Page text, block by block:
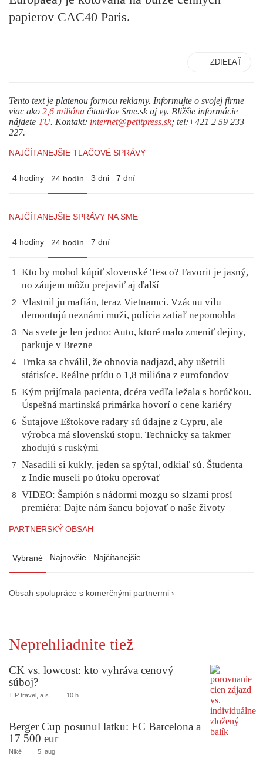
papierov CAC40 Paris.
ZDIEĽAŤ
Tento text je platenou formou reklamy. Informujte o svojej firme
viac ako 2,6 milióna čitateľov Sme.sk aj vy. Bližšie informácie
nájdete TU. Kontakt: internet@petitpress.sk; tel:+421 2 59 233
227.
NAJČÍTANEJŠIE TLAČOVÉ SPRÁVY
4 hodiny 24 hodín 3 dni 7 dní
NAJČÍTANEJŠIE SPRÁVY NA SME
4 hodiny 24 hodín 7 dní
1
Kto by mohol kúpiť slovenské Tesco? Favorit je jasný,
no záujem môžu prejaviť aj ďalší
2
Vlastnil ju mafián, teraz Vietnamci. Vzácnu vilu
demontujú neznámi muži, polícia zatiaľ nepomohla
3
Na svete je len jedno: Auto, ktoré malo zmeniť dejiny,
parkuje v Brezne
4 Trnka sa chválil, že obnovia nadjazd, aby ušetrili
státisíce. Reálne prídu o 1,8 milióna z eurofondov
5
Kým prijímala pacienta, dcéra vedľa ležala s horúčkou.
Úspešná martinská primárka hovorí o cene kariéry
6
Šutajove Eštokove radary sú údajne z Cypru, ale
výrobca má slovenskú stopu. Technicky sa takmer
zhodujú s ruskými
7
Nasadili si kukly, jeden sa spýtal, odkiaľ sú. Študenta
z Indie museli po útoku operovať
8
VIDEO: Šampión s nádormi mozgu so slzami prosí
premiéra: Dajte nám šancu bojovať o naše životy
PARTNERSKÝ OBSAH
Vybrané Najnovšie Najčítanejšie
Obsah spolupráce s komerčnými partnermi ›
Neprehliadnite tiež
CK vs. lowcost: kto vyhráva cenový
súboj?
TIP travel, a.s. 10 h
Berger Cup posunul latku: FC Barcelona a
17 500 eur
Niké 5. aug